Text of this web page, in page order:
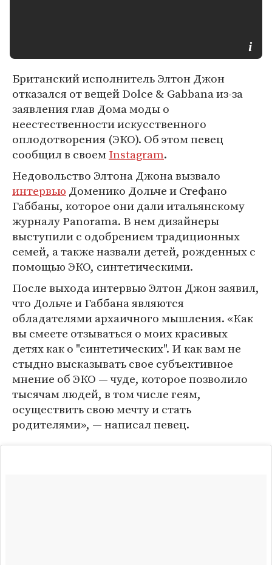
Британский исполнитель Элтон Джон
отказался от вещей Dolce & Gabbana из-за
заявления глав Дома моды о
неестественности искусственного
оплодотворения (ЭКО). Об этом певец
сообщил в своемInstagram.
Недовольство Элтона Джона вызвало
интервью Доменико Дольче и Стефано
Габбаны, которое они дали итальянскому
журналу Panorama. В нем дизайнеры
выступили с одобрением традиционных
семей, а также назвали детей, рожденных с
помощью ЭКО, синтетическими.
После выхода интервью Элтон Джон заявил,
что Дольче и Габбана являются
обладателями архаичного мышления. «Как
вы смеете отзываться о моих красивых
детях как о "синтетических". И как вам не
стыдно высказывать свое субъективное
мнение об ЭКО — чуде, которое позволило
тысячам людей, в том числе геям,
осуществить свою мечту и стать
родителями», — написал певец.